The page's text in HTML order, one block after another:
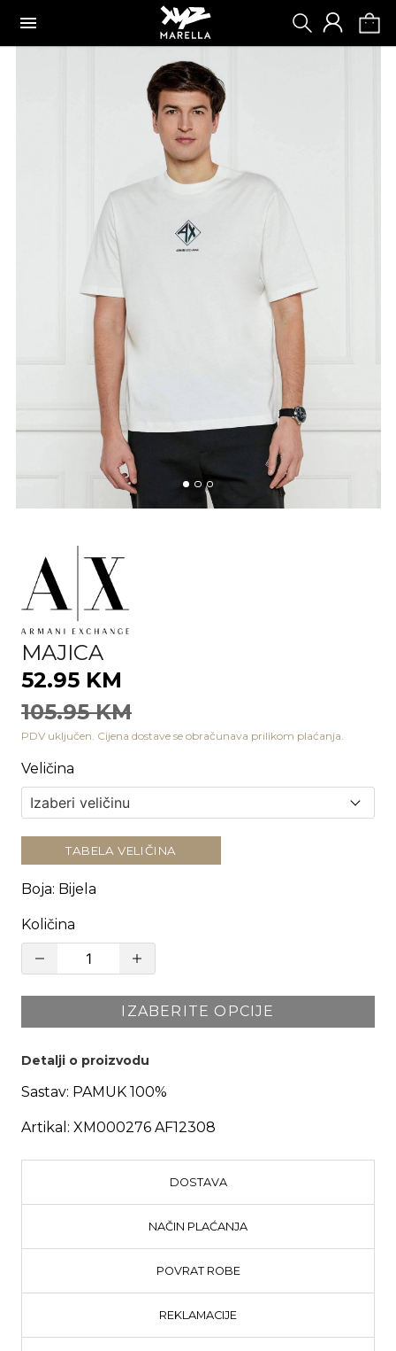
MAJICA
52.95 KM
105.95 KM
PDV uključen. Cijena dostave se obračunava prilikom plaćanja.
Veličina
TABELA VELIČINA
Boja: Bijela
Količina
IZABERITE OPCIJE
Detalji o proizvodu
Sastav: PAMUK 100%
Artikal: XM000276 AF12308
DOSTAVA
NAČIN PLAĆANJA
POVRAT ROBE
REKLAMACIJE